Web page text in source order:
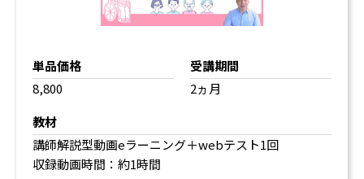
ィングノート】
通常時とは違う看取り直前の介護 【家族の心がまえ】
人生の最期を迎えるまでのステップを知っておく 【死
までのプロセス】
亡くなったあとの手続きを効率よく進めるために 【死
亡後の手続き】
亡くなった親の家をどう処分するか 【空き家の管理】
単品価格
8,800
受講期間
2ヵ月
教材
講師解説型動画eラーニング＋webテスト1回
収録動画時間：約1時間